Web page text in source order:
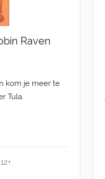
Raven
kom je meer te
Tula.
12+